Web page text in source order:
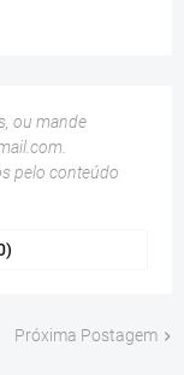
ou mande
.
pelo conteúdo
Próxima Postagem